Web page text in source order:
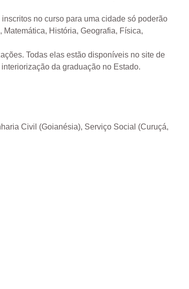
no curso para uma cidade só poderão
História, Geografia, Física,
Todas elas estão disponíveis no site de
da graduação no Estado.
Civil (Goianésia), Serviço Social (Curuçá,